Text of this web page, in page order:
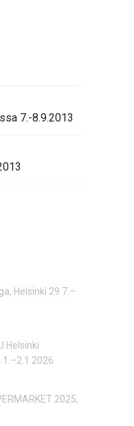
7.-8.9.2013
Helsinki 29.7.–
Helsinki
2025,